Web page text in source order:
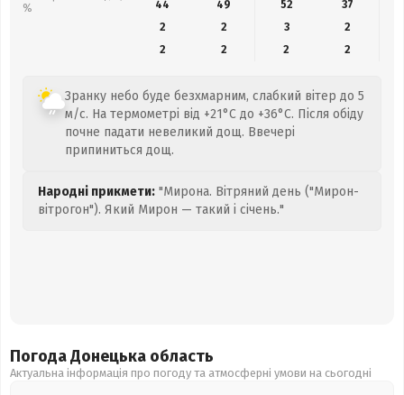
%
44
49 52
37
2
2 3
2
2
2 2 2
Зранку небо буде безхмарним, слабкий вітер до 5
м/с. На термометрі від +21°C до +36°C. Після обіду
почне падати невеликий дощ. Ввечері
припиниться дощ.
Народні прикмети: "Мирона. Вітряний день ("Мирон-
вітрогон"). Який Мирон — такий і січень."
Погода Донецька область
Актуальна інформація про погоду та атмосферні умови на сьогодні